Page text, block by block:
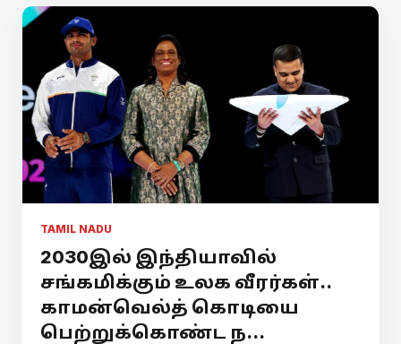
TAMIL NADU
2030இல் இந்தியாவில்
சங்கமிக்கும் உலக வீரர்கள்..
காமன்வெல்த் கொடியை
பெற்றுக்கொண்ட ந...